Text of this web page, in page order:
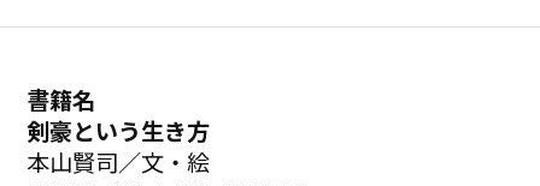
書籍名
剣豪という生き方
本山賢司／文・絵